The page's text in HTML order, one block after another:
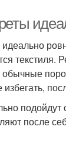
идеально
текстиля.
обычные
избегать,
после